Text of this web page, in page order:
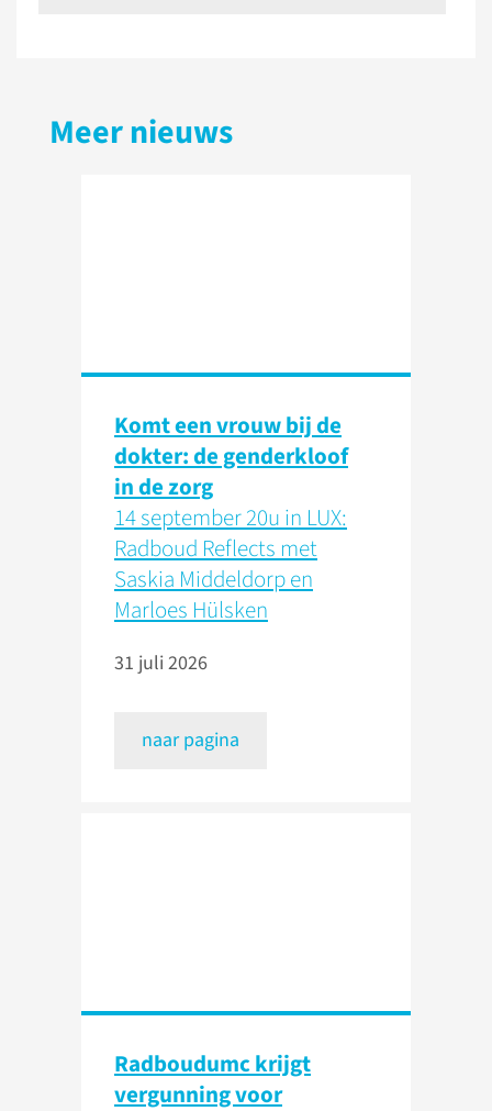
Meer nieuws
Komt een vrouw bij de
dokter: de genderkloof
in de zorg
14 september 20u in LUX:
Radboud Reflects met
Saskia Middeldorp en
Marloes Hülsken
31 juli 2026
naar pagina
Radboudumc krijgt
vergunning voor